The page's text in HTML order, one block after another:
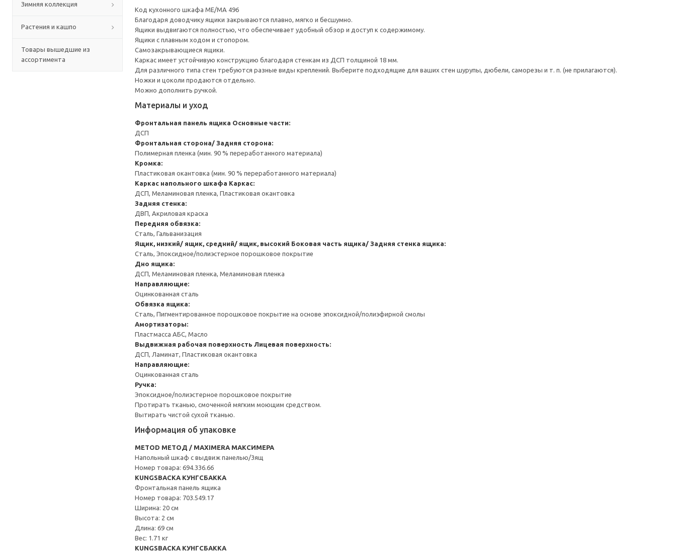
Зимняя коллекция
Растения и кашпо
Товары вышедшие из
ассортимента
Код кухонного шкафа ME/MA 496
Благодаря доводчику ящики закрываются плавно, мягко и бесшумно.
Ящики выдвигаются полностью, что обеспечивает удобный обзор и доступ к содержимому.
Ящики с плавным ходом и стопором.
Самозакрывающиеся ящики.
Каркас имеет устойчивую конструкцию благодаря стенкам из ДСП толщиной 18 мм.
Для различного типа стен требуются разные виды креплений. Выберите подходящие для ваших стен шурупы, дюбели, саморезы и т. п. (не прилагаются).
Ножки и цоколи продаются отдельно.
Можно дополнить ручкой.
Материалы и уход
Фронтальная панель ящика Основные части:
ДСП
Фронтальная сторона/ Задняя сторона:
Полимерная пленка (мин. 90 % переработанного материала)
Кромка:
Пластиковая окантовка (мин. 90 % переработанного материала)
Каркас напольного шкафа Каркас:
ДСП, Меламиновая пленка, Пластиковая окантовка
Задняя стенка:
ДВП, Акриловая краска
Передняя обвязка:
Сталь, Гальванизация
Ящик, низкий/ ящик, средний/ ящик, высокий Боковая часть ящика/ Задняя стенка ящика:
Сталь, Эпоксидное/полиэстерное порошковое покрытие
Дно ящика:
ДСП, Меламиновая пленка, Меламиновая пленка
Направляющие:
Оцинкованная сталь
Обвязка ящика:
Сталь, Пигментированное порошковое покрытие на основе эпоксидной/полиэфирной смолы
Амортизаторы:
Пластмасса АБС, Масло
Выдвижная рабочая поверхность Лицевая поверхность:
ДСП, Ламинат, Пластиковая окантовка
Направляющие:
Оцинкованная сталь
Ручка:
Эпоксидное/полиэстерное порошковое покрытие
Протирать тканью, смоченной мягким моющим средством.
Вытирать чистой сухой тканью.
Информация об упаковке
METOD МЕТОД / MAXIMERA МАКСИМЕРА
Напольный шкаф с выдвиж панелью/3ящ
Номер товара: 694.336.66
KUNGSBACKA КУНГСБАККА
Фронтальная панель ящика
Номер товара: 703.549.17
Ширина: 20 см
Высота: 2 см
Длина: 69 см
Вес: 1.71 кг
KUNGSBACKA КУНГСБАККА